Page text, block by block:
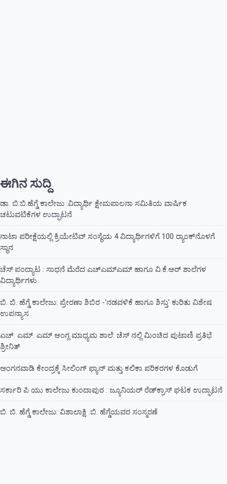
ಈಗಿನ ಸುದ್ದಿ
ಡಾ. ಬಿ.ಬಿ.ಹೆಗ್ಡೆ ಕಾಲೇಜು :ವಿದ್ಯಾರ್ಥಿ ಕ್ಷೇಮಪಾಲನಾ ಸಮಿತಿಯ ವಾರ್ಷಿಕ
ಚಟುವಟಿಕೆಗಳ ಉದ್ಘಾಟನೆ
ನಾಟಾ ಪರೀಕ್ಷೆಯಲ್ಲಿ ಕ್ರಿಯೇಟಿವ್ ಸಂಸ್ಥೆಯ 4 ವಿದ್ಯಾರ್ಥಿಗಳಿಗೆ 100 ರ‍್ಯಾಂಕ್‌ನೊಳಗೆ
ಸ್ಥಾನ
ಚೆಸ್ ಪಂದ್ಯಾಟ : ಸಾಧನೆ ಮೆರೆದ ಎಚ್ಎಮ್ಎಮ್ ಹಾಗೂ ವಿ.ಕೆ.ಆರ್ ಶಾಲೆಗಳ
ವಿದ್ಯಾರ್ಥಿಗಳು
ಬಿ. ಬಿ. ಹೆಗ್ಡೆ ಕಾಲೇಜು: ಪ್ರೇರಣಾ ಶಿಬಿರ -‘ನಡವಳಿಕೆ ಹಾಗೂ ಶಿಸ್ತು’ ಕುರಿತು ವಿಶೇಷ
ಉಪನ್ಯಾಸ
ಎಚ್. ಎಮ್. ಎಮ್ ಆಂಗ್ಲ ಮಾಧ್ಯಮ ಶಾಲೆ: ಚೆಸ್ ನಲ್ಲಿ ಮಿಂಚಿದ ಪುಟಾಣಿ ಪ್ರತಿಭೆ
ಶ್ರೀನಿತ್
ಅಂಗನವಾಡಿ ಕೇಂದ್ರಕ್ಕೆ ಸೀಲಿಂಗ್ ಫ್ಯಾನ್ ಮತ್ತು ಕಲಿಕಾ ಪರಿಕರಗಳ ಕೊಡುಗೆ
ಸರ್ಕಾರಿ ಪಿ ಯು ಕಾಲೇಜು ಕುಂದಾಪುರ : ಜ್ಯೂನಿಯರ್‌ ರೆಡ್‌ಕ್ರಾಸ್‌ ಘಟಕ ಉದ್ಘಾಟನೆ
ಬಿ. ಬಿ. ಹೆಗ್ಡೆ ಕಾಲೇಜು: ವಿಶಾಲಾಕ್ಷಿ .ಬಿ. ಹೆಗ್ಡೆಯವರ ಸಂಸ್ಮರಣೆ